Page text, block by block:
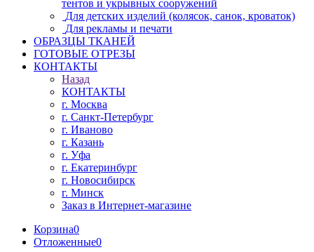
тентов и укрывных сооружений
Для детских изделий (колясок, санок, кроваток)
Для рекламы и печати
ОБРАЗЦЫ ТКАНЕЙ
ГОТОВЫЕ ОТРЕЗЫ
КОНТАКТЫ
Назад
КОНТАКТЫ
г. Москва
г. Санкт-Петербург
г. Иваново
г. Казань
г. Уфа
г. Екатеринбург
г. Новосибирск
г. Минск
Заказ в Интернет-магазине
Корзина0
Отложенные0